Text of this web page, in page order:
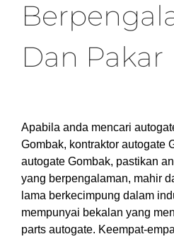
Dan Pakar
Apabila anda mencari
Gombak, kontraktor autogate
autogate Gombak, pastikan
yang berpengalaman, mahir
lama berkecimpung dalam
mempunyai bekalan yang
parts autogate. Keempat-